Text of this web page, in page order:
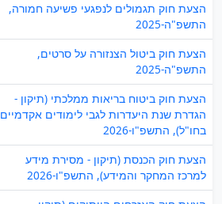
הצעת חוק תגמולים לנפגעי פשיעה חמורה,
התשפ"ה-2025
הצעת חוק ביטול הצנזורה על סרטים,
התשפ"ה-2025
הצעת חוק ביטוח בריאות ממלכתי (תיקון -
הגדרת שנת היעדרות לגבי לימודים אקדמיים
בחו"ל), התשפ"ו-2026
הצעת חוק הכנסת (תיקון - מסירת מידע
למרכז המחקר והמידע), התשפ"ו-2026